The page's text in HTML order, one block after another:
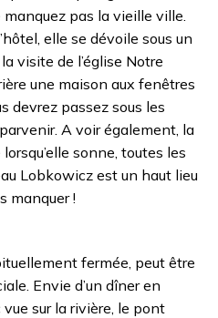
pas la vieille ville.
elle se dévoile sous un
visite de l’église Notre
une maison aux fenêtres
devrez passez sous les
A voir également, la
sonne, toutes les
Lobkowicz est un haut lieu
manquer !
fermée, peut être
Envie d’un dîner en
sur la rivière, le pont